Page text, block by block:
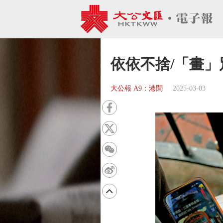
依依不捨/「畫」
大公報 A9：港聞 2025-03-03